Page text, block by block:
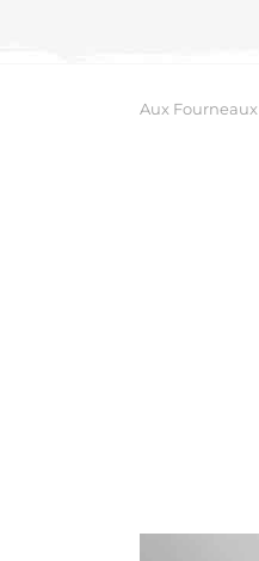
Aux Fourneaux